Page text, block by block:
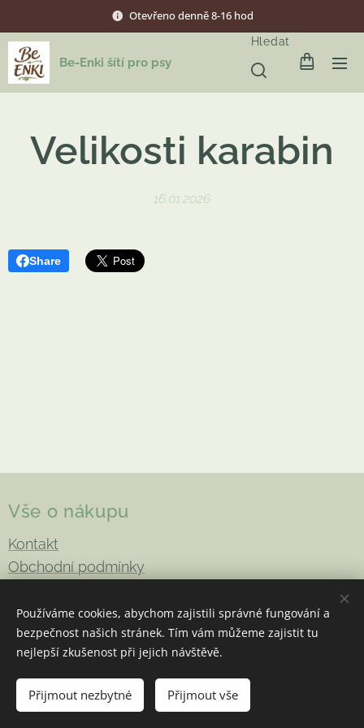
Otevřeno denně 8-16 hod
Be-Enki šítí pro psy
Hledat
Velikosti karabin
16.01.2026
Share
Vše o nákupu
Kontakt
Obchodní podmínky
Reklamace a vrácení
Podmínky ochrany osobních údajů
Copyright 2026 Be-Enki . Všechna práva vyhrazena
Používáme cookies, abychom zajistili správné fungování a
bezpečnost našich stránek. Tím vám můžeme zajistit tu
nejlepší zkušenost při jejich návštěvě.
Přijmout nezbytné Přijmout vše